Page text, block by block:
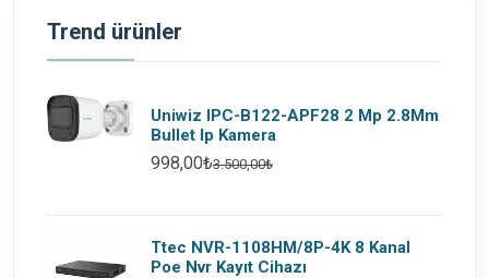
Trend ürünler
Uniwiz IPC-B122-APF28 2 Mp 2.8Mm
Bullet Ip Kamera
998,00₺3.500,00₺
Ttec NVR-1108HM/8P-4K 8 Kanal
Poe Nvr Kayıt Cihazı